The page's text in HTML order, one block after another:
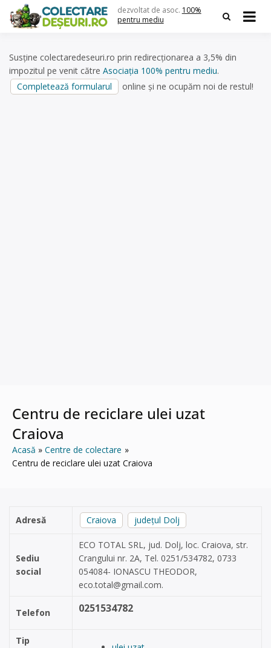
content
dezvoltat de asoc. 100%
pentru mediu
Susține colectaredeseuri.ro prin redirecționarea a 3,5% din
impozitul pe venit către Asociația 100% pentru mediu.
Completează formularul
online și ne ocupăm noi de restul!
Centru de reciclare ulei uzat
Craiova
Acasă
Centre de colectare
Centru de reciclare ulei uzat Craiova
Adresă Craiova județul Dolj
Sediu
social
ECO TOTAL SRL, jud. Dolj, loc. Craiova, str.
Crangului nr. 2A, Tel. 0251/534782, 0733
054084- IONASCU THEODOR,
eco.total@gmail.com.
Telefon 0251534782
Tip